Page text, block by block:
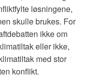
løsningene,
skulle brukes. For
ikke om
eller ikke,
med stor
konflikt.